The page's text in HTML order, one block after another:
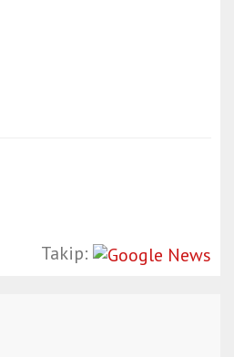
Takip: